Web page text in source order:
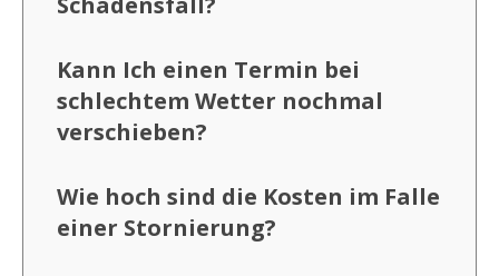
Kann Ich einen Termin bei
schlechtem Wetter nochmal
verschieben?
Wie hoch sind die Kosten im Falle
einer Stornierung?